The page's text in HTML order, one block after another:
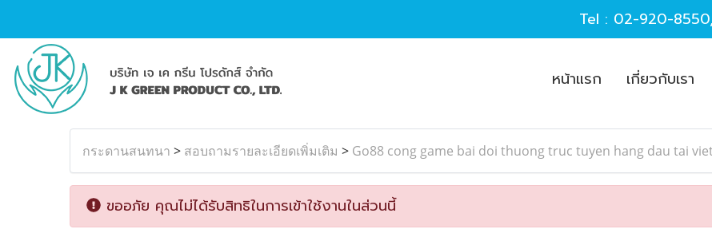
Tel : 02-920-8550,
หน้าแรก เกี่ยวกับเรา
กระดานสนทนา > สอบถามรายละเอียดเพิ่มเติม > Go88 cong game bai doi thuong truc tuyen hang dau tai
ขออภัย คุณไม่ได้รับสิทธิในการเข้าใช้งานในส่วนนี้